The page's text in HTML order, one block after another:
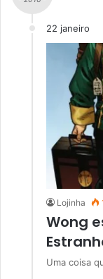
22 janeiro
Lojinha
Wong
Uma coisa